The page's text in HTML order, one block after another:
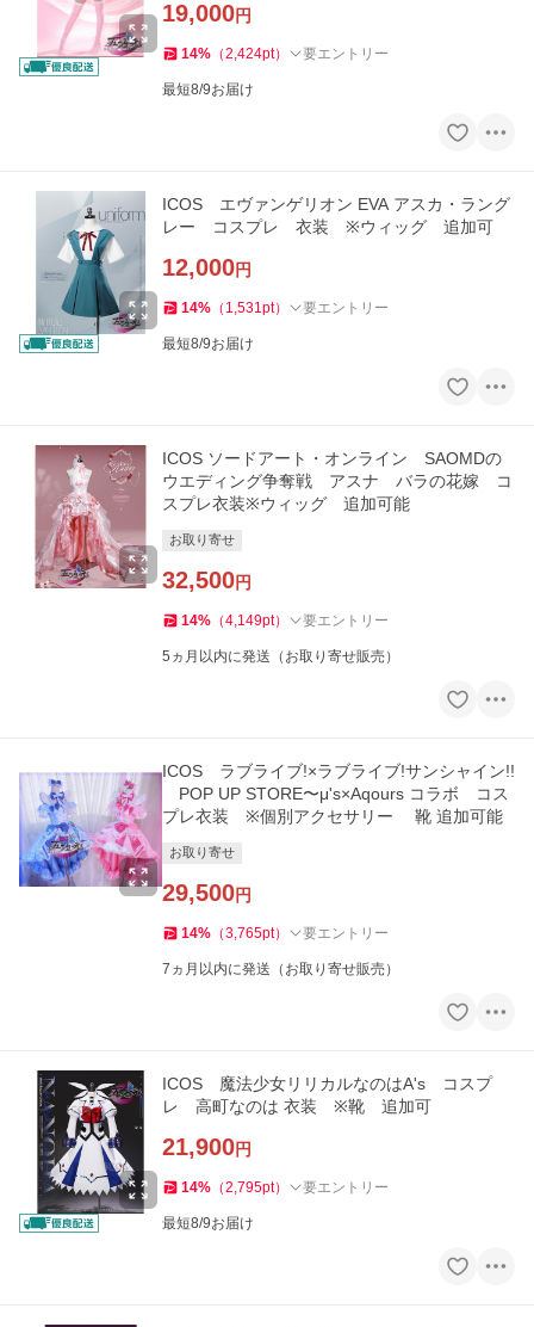
19,000円
14% （2,424pt） 要エントリー
最短8/9お届け
ICOS エヴァンゲリオン EVA アスカ・ラング
レー コスプレ 衣装 ※ウィッグ 追加可
12,000円
14% （ 1,531pt） 要エントリー
最短8/9お届け
ICOS ソードアート・オンライン SAOMDの
ウエディング争奪戦 アスナ バラの花嫁 コ
スプレ衣装※ウィッグ 追加可能
お取り寄せ
32,500円
14% （4,149pt） 要エントリー
5ヵ月以内に発送（お取り寄せ販売）
ICOS ラブライブ!×ラブライブ!サンシャイン!!
POP UP STORE〜μ's×Aqours コラボ コス
プレ衣装 ※個別アクセサリー 靴 追加可能
お取り寄せ
29,500円
14% （3,765pt） 要エントリー
7ヵ月以内に発送（お取り寄せ販売）
ICOS 魔法少女リリカルなのはA's コスプ
レ 高町なのは 衣装 ※靴 追加可
21,900円
14% （2,795pt） 要エントリー
最短8/9お届け